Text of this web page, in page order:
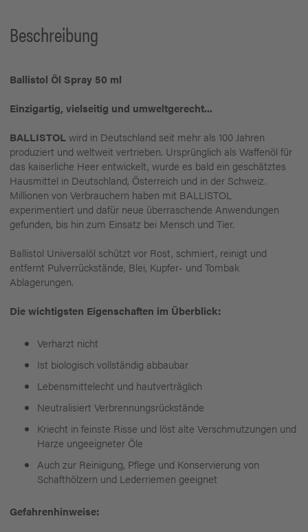
Beschreibung
Ballistol Öl Spray 50 ml
Einzigartig, vielseitig und umweltgerecht...
BALLISTOLwird in Deutschland seit mehr als 100 Jahren
produziert und weltweit vertrieben. Ursprünglich als Waffenöl für
das kaiserliche Heer entwickelt, wurde es bald ein geschätztes
Hausmittel in Deutschland, Österreich und in der Schweiz.
Millionen von Verbrauchern haben mit BALLISTOL
experimentiert und dafür neue überraschende Anwendungen
gefunden, bis hin zum Einsatz bei Mensch und Tier.
Ballistol Universalöl schützt vor Rost, schmiert, reinigt und
entfernt Pulverrückstände, Blei, Kupfer- und Tombak
Ablagerungen.
Die wichtigsten Eigenschaften im Überblick:
Verharzt nicht
Ist biologisch vollständig abbaubar
Lebensmittelecht und hautverträglich
Neutralisiert Verbrennungsrückstände
Kriecht in feinste Risse und löst alte Verschmutzungen und
Harze ungeeigneter Öle
Auch zur Reinigung, Pflege und Konservierung von
Schafthölzern und Lederriemen geeignet
Gefahrenhinweise: